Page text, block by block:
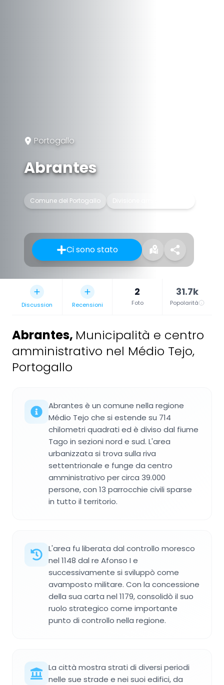
Portogallo
Abrantes
Comune del Portogallo
Ci sono stato
Discussion Recensioni
2
Foto
31.7k
Popolarità
Abrantes, Municipalità e centro
amministrativo nel Médio Tejo,
Portogallo
Abrantes è un comune nella regione
Médio Tejo che si estende su 714
chilometri quadrati ed è diviso dal fiume
Tago in sezioni nord e sud. L'area
urbanizzata si trova sulla riva
settentrionale e funge da centro
amministrativo per circa 39.000
persone, con 13 parrocchie civili sparse
in tutto il territorio.
L'area fu liberata dal controllo moresco
nel 1148 dal re Afonso I e
successivamente si sviluppò come
avamposto militare. Con la concessione
della sua carta nel 1179, consolidò il suo
ruolo strategico come importante
punto di controllo nella regione.
La città mostra strati di diversi periodi
nelle sue strade e nei suoi edifici, da